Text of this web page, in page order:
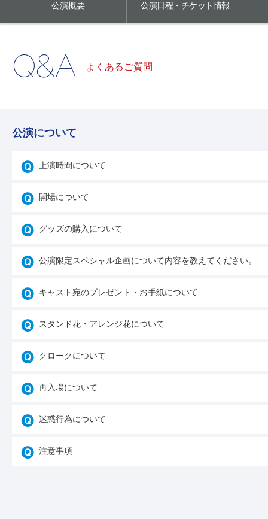
公演概要 公演日程・チケット情報
Q&A よくあるご質問
公演について
上演時間について
開場について
グッズの購入について
公演限定スペシャル企画について内容を教えてください。
キャスト宛のプレゼント・お手紙について
スタンド花・アレンジ花について
クロークについて
再入場について
迷惑行為について
注意事項